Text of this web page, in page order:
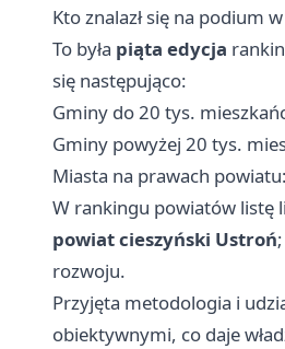
Kto znalazł się na podium
To była piąta edycja
się następująco:
Gminy do 20 tys.
Gminy powyżej 20 tys.
Miasta na prawach powiatu:
W rankingu powiatów listę
powiat cieszyński Ustroń
rozwoju.
Przyjęta metodologia i
obiektywnymi, co daje